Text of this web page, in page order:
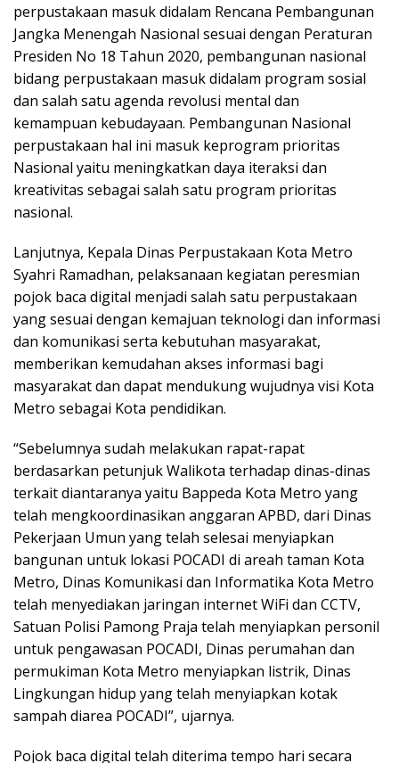
perpustakaan masuk didalam Rencana Pembangunan
Jangka Menengah Nasional sesuai dengan Peraturan
Presiden No 18 Tahun 2020, pembangunan nasional
bidang perpustakaan masuk didalam program sosial
dan salah satu agenda revolusi mental dan
kemampuan kebudayaan. Pembangunan Nasional
perpustakaan hal ini masuk keprogram prioritas
Nasional yaitu meningkatkan daya iteraksi dan
kreativitas sebagai salah satu program prioritas
nasional.
Lanjutnya, Kepala Dinas Perpustakaan Kota Metro
Syahri Ramadhan, pelaksanaan kegiatan peresmian
pojok baca digital menjadi salah satu perpustakaan
yang sesuai dengan kemajuan teknologi dan informasi
dan komunikasi serta kebutuhan masyarakat,
memberikan kemudahan akses informasi bagi
masyarakat dan dapat mendukung wujudnya visi Kota
Metro sebagai Kota pendidikan.
“Sebelumnya sudah melakukan rapat-rapat
berdasarkan petunjuk Walikota terhadap dinas-dinas
terkait diantaranya yaitu Bappeda Kota Metro yang
telah mengkoordinasikan anggaran APBD, dari Dinas
Pekerjaan Umun yang telah selesai menyiapkan
bangunan untuk lokasi POCADI di areah taman Kota
Metro, Dinas Komunikasi dan Informatika Kota Metro
telah menyediakan jaringan internet WiFi dan CCTV,
Satuan Polisi Pamong Praja telah menyiapkan personil
untuk pengawasan POCADI, Dinas perumahan dan
permukiman Kota Metro menyiapkan listrik, Dinas
Lingkungan hidup yang telah menyiapkan kotak
sampah diarea POCADI”, ujarnya.
Pojok baca digital telah diterima tempo hari secara